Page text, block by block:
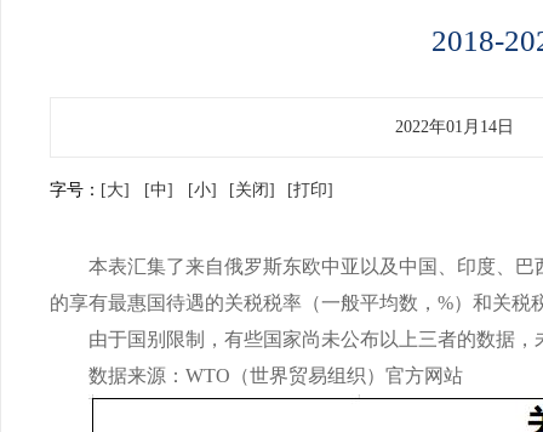
2018-
2022年01月14日
字号： [大] [中] [小] [关闭] [打印]
本表汇集了来自俄罗斯东欧中亚以及中国、印度、巴
的享有最惠国待遇的关税税率（一般平均数，%）和关税
由于国别限制，有些国家尚未公布以上三者的数据，
数据来源：WTO（世界贸易组织）官方网站